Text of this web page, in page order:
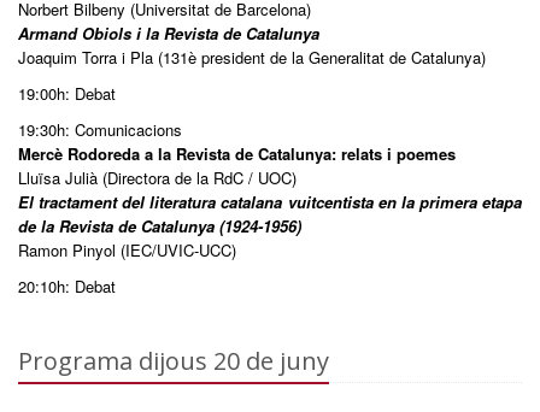
Norbert Bilbeny (Universitat de Barcelona)
Armand Obiols i la Revista de Catalunya
Joaquim Torra i Pla (131è president de la Generalitat de Catalunya)
19:00h: Debat
19:30h: Comunicacions
Mercè Rodoreda a la Revista de Catalunya: relats i poemes
Lluïsa Julià (Directora de la RdC / UOC)
El tractament del literatura catalana vuitcentista en la primera etapa
de la Revista de Catalunya (1924-1956)
Ramon Pinyol (IEC/UVIC-UCC)
20:10h: Debat
Programa dijous 20 de juny